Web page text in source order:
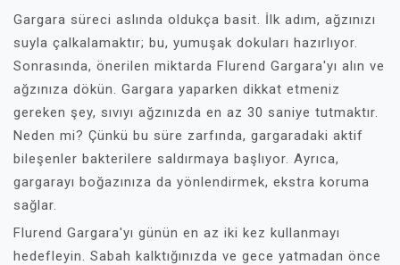
Gargara süreci aslında oldukça basit. İlk adım, ağzınızı
suyla çalkalamaktır; bu, yumuşak dokuları hazırlıyor.
Sonrasında, önerilen miktarda Flurend Gargara'yı alın ve
ağzınıza dökün. Gargara yaparken dikkat etmeniz
gereken şey, sıvıyı ağzınızda en az 30 saniye tutmaktır.
Neden mi? Çünkü bu süre zarfında, gargaradaki aktif
bileşenler bakterilere saldırmaya başlıyor. Ayrıca,
gargarayı boğazınıza da yönlendirmek, ekstra koruma
sağlar.
Flurend Gargara'yı günün en az iki kez kullanmayı
hedefleyin. Sabah kalktığınızda ve gece yatmadan önce